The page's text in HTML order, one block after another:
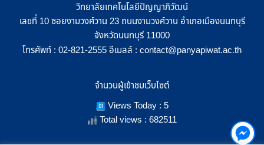
วิทยาลัยเทคโนโลยีปัญญาภิวัฒน์
เลขที่ 10 ซอยงามวงศ์วาน 23 ถนนงามวงศ์วาน อำเภอเมืองนนทบุรี
จังหวัดนนทบุรี 11000
โทรศัพท์ : 02-821-2555 อีเมลล์ : contact@panyapiwat.ac.th
จำนวนผู้เข้าชมเว็บไซต์
Views Today : 5
Total views : 682511